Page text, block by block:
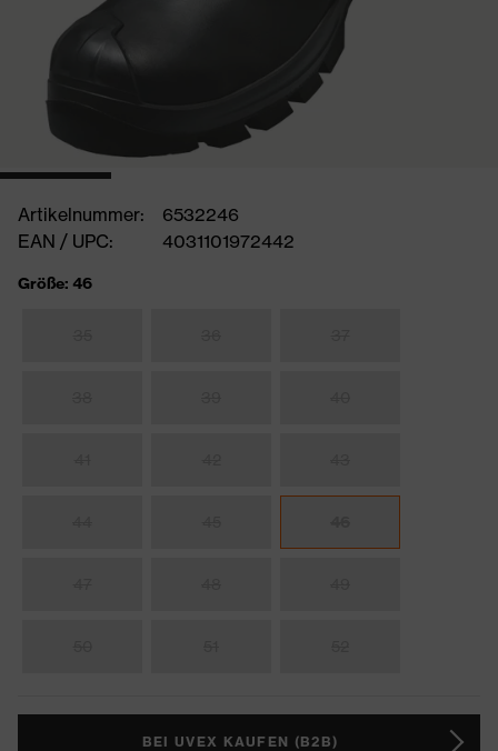
Artikelnummer:
6532246
EAN / UPC:
4031101972442
Größe: 46
BEI UVEX KAUFEN (B2B)